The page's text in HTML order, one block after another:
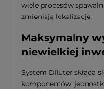
wiele procesów
zmieniają lokalizację.
Maksymalny
niewielkiej
System Diluter składa
komponentów: